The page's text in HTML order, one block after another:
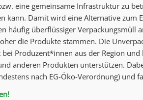
eine gemeinsame Infrastruktur zu
kann. Damit wird eine Alternative zum
häufig überflüssiger Verpackungsmüll
die Produkte stammen. Die
Produzent*innen aus der Region
anderen Produkten unterstützen.
nach EG-Öko-Verordnung) und